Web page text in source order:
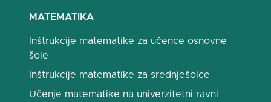
MATEMATIKA
Inštrukcije matematike za učence osnovne
šole
Inštrukcije matematike za srednješolce
Učenje matematike na univerzitetni ravni